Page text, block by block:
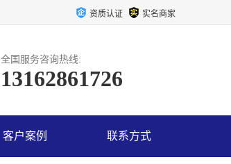
资质认证 实名商家
全国服务咨询热线:
13162861726
客户案例 联系方式